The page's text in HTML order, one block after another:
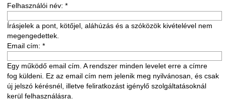
Felhasználói név: *
Írásjelek a pont, kötőjel, aláhúzás és a szóközök kivételével nem
megengedettek.
Email cím: *
Egy működő email cím. A rendszer minden levelet erre a címre
fog küldeni. Ez az email cím nem jelenik meg nyilvánosan, és csak
új jelszó kérésnél, illetve feliratkozást igénylő szolgáltatásoknál
kerül felhasználásra.